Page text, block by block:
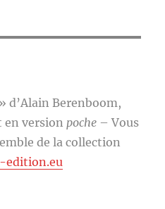
d’Alain Berenboom,
en version poche – Vous
de la collection
edition.eu